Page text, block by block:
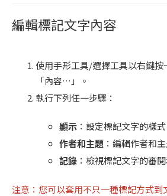
編輯標記文字內容
使用手形工具/選擇工具以右鍵按
「內容…」。
執行下列任一步驟：
顯示 ：設定標記文字的樣
作者和主題 ：編輯作者和
記錄 ：檢視標記文字的審
注意：您可以套用不只一種標記方式到